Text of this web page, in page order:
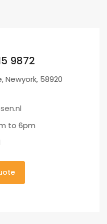
9872
Newyork, 58920
to 6pm